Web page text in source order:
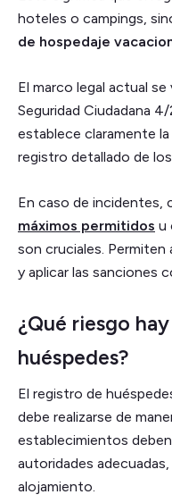
hoteles o campings,
de hospedaje
El marco legal actual
Seguridad Ciudadana
establece claramente
registro detallado de
En caso de incidentes,
máximos permitidos u
son cruciales. Permiten
y aplicar las sanciones
¿Qué riesgo
huéspedes?
El registro de
debe realizarse de
establecimientos
autoridades
alojamiento.